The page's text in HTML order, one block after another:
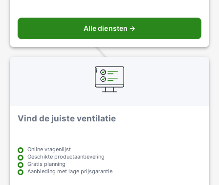
Alle diensten →
Vind de juiste ventilatie
Online vragenlijst
Geschikte productaanbeveling
Gratis planning
Aanbieding met lage prijsgarantie